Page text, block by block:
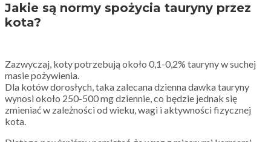
Jakie są normy spożycia tauryny przez
kota?
Zazwyczaj, koty potrzebują około 0,1-0,2% tauryny w suchej
masie pożywienia.
Dla kotów dorosłych, taka zalecana dzienna dawka tauryny
wynosi około 250-500 mg dziennie, co będzie jednak się
zmieniać w zależności od wieku, wagi i aktywności fizycznej
kota.